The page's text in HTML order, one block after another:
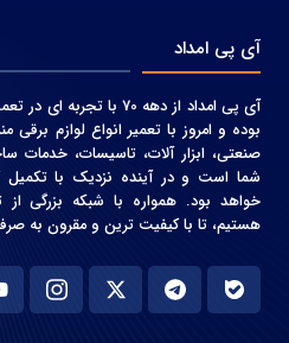
آی پی امداد
آی پی امداد از دهه 70 با
بوده و امروز با تعمیر انواع لوازم
صنعتی، ابزار آلات، تاسیسات، خدمات
شما است و در آینده نزدیک با تکمیل
خواهد بود. همواره با شبکه بزرگی
هستیم، تا با کیفیت ترین و مقرون به